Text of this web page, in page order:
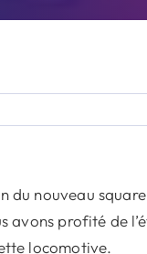
du nouveau square
avons profité de
locomotive.